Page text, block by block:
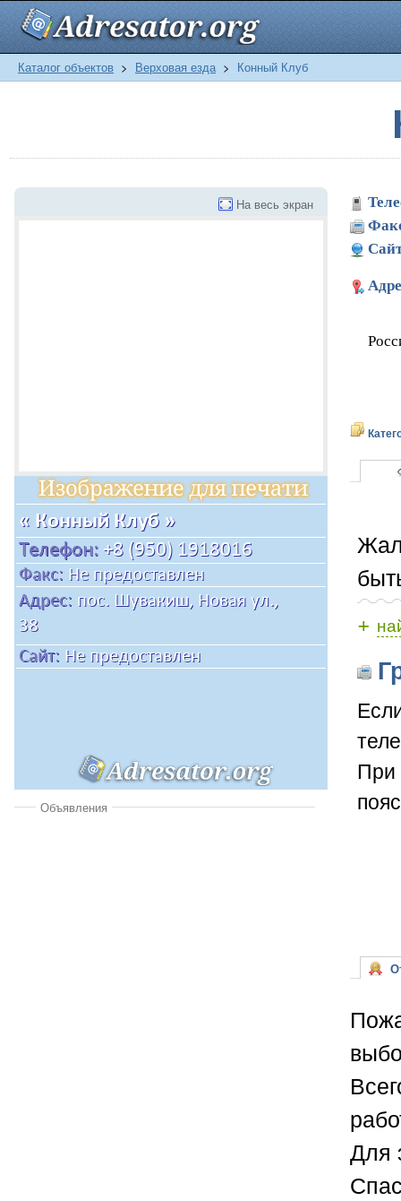
Каталог объектов > Верховая езда > Конный Клуб
На весь экран
Объявления
+
При
Для